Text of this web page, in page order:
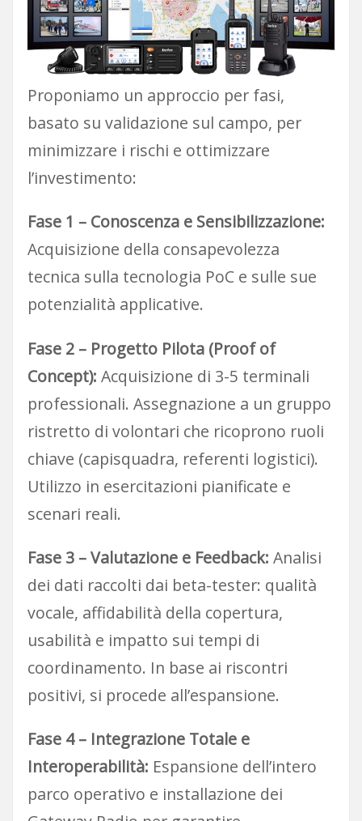
Proponiamo un approccio per fasi,
basato su validazione sul campo, per
minimizzare i rischi e ottimizzare
l’investimento:
Fase 1 – Conoscenza e Sensibilizzazione:
Acquisizione della consapevolezza
tecnica sulla tecnologia PoC e sulle sue
potenzialità applicative.
Fase 2 – Progetto Pilota (Proof of
Concept): Acquisizione di 3-5 terminali
professionali. Assegnazione a un gruppo
ristretto di volontari che ricoprono ruoli
chiave (capisquadra, referenti logistici).
Utilizzo in esercitazioni pianificate e
scenari reali.
Fase 3 – Valutazione e Feedback: Analisi
dei dati raccolti dai beta-tester: qualità
vocale, affidabilità della copertura,
usabilità e impatto sui tempi di
coordinamento. In base ai riscontri
positivi, si procede all’espansione.
Fase 4 – Integrazione Totale e
Interoperabilità: Espansione dell’intero
parco operativo e installazione dei